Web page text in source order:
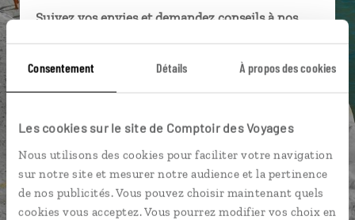
Consentement Détails À propos des cookies
Les cookies sur le site de Comptoir des Voyages
Nous utilisons des cookies pour faciliter votre navigation
sur notre site et mesurer notre audience et la pertinence
de nos publicités. Vous pouvez choisir maintenant quels
cookies vous acceptez. Vous pourrez modifier vos choix en
Suivez vos envies et demandez conseils à nos
Ils sauront organiser votre itinéraire au plus
près de vos envies et de la réalité du pays.
connectés en agence, mais aussi par email ou
téléphone.
Vous gardez le même interlocuteur avant,
pendant et après votre voyage.